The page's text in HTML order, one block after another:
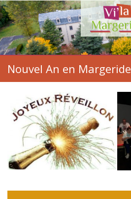
Nouvel An en Margeride